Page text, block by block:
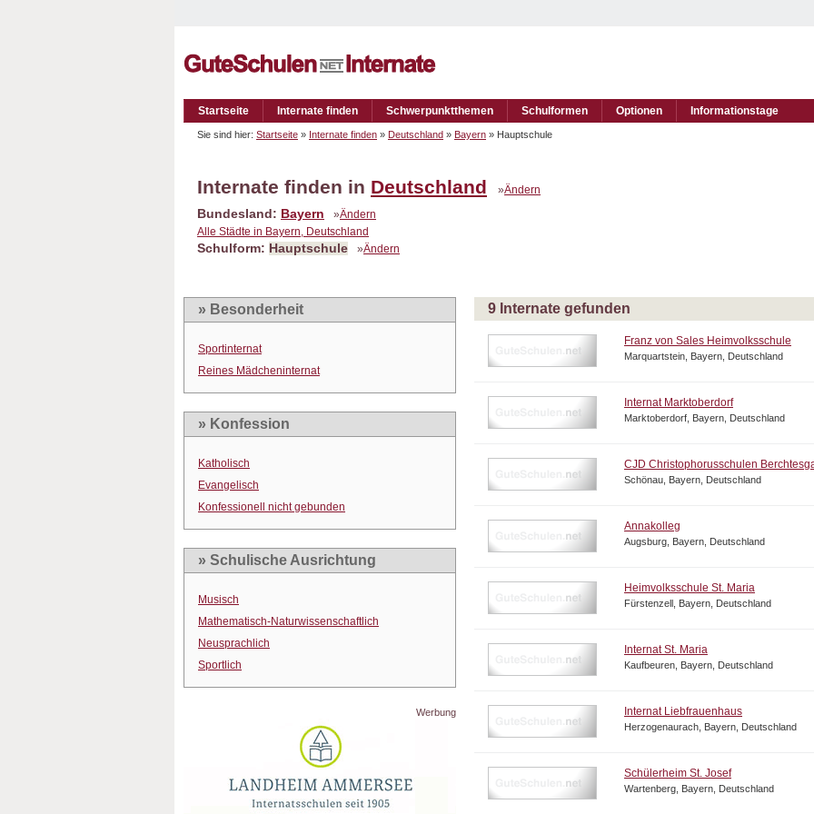
Startseite Internate finden Schwerpunktthemen Schulformen Optionen Informationstage
Sie sind hier: Startseite » Internate finden » Deutschland » Bayern » Hauptschule
Internate finden in Deutschland »Ändern
Bundesland: Bayern »Ändern
Alle Städte in Bayern, Deutschland
Schulform: Hauptschule »Ändern
» Besonderheit
Sportinternat
Reines Mädcheninternat
» Konfession
Katholisch
Evangelisch
Konfessionell nicht gebunden
» Schulische Ausrichtung
Musisch
Mathematisch-Naturwissenschaftlich
Neusprachlich
Sportlich
Werbung
9 Internate gefunden
Franz von Sales Heimvolksschule
Marquartstein, Bayern, Deutschland
Internat Marktoberdorf
Marktoberdorf, Bayern, Deutschland
CJD Christophorusschulen
Schönau, Bayern, Deutschland
Annakolleg
Augsburg, Bayern, Deutschland
Heimvolksschule St. Maria
Fürstenzell, Bayern, Deutschland
Internat St. Maria
Kaufbeuren, Bayern, Deutschland
Internat Liebfrauenhaus
Herzogenaurach, Bayern, Deutschland
Schülerheim St. Josef
Wartenberg, Bayern, Deutschland